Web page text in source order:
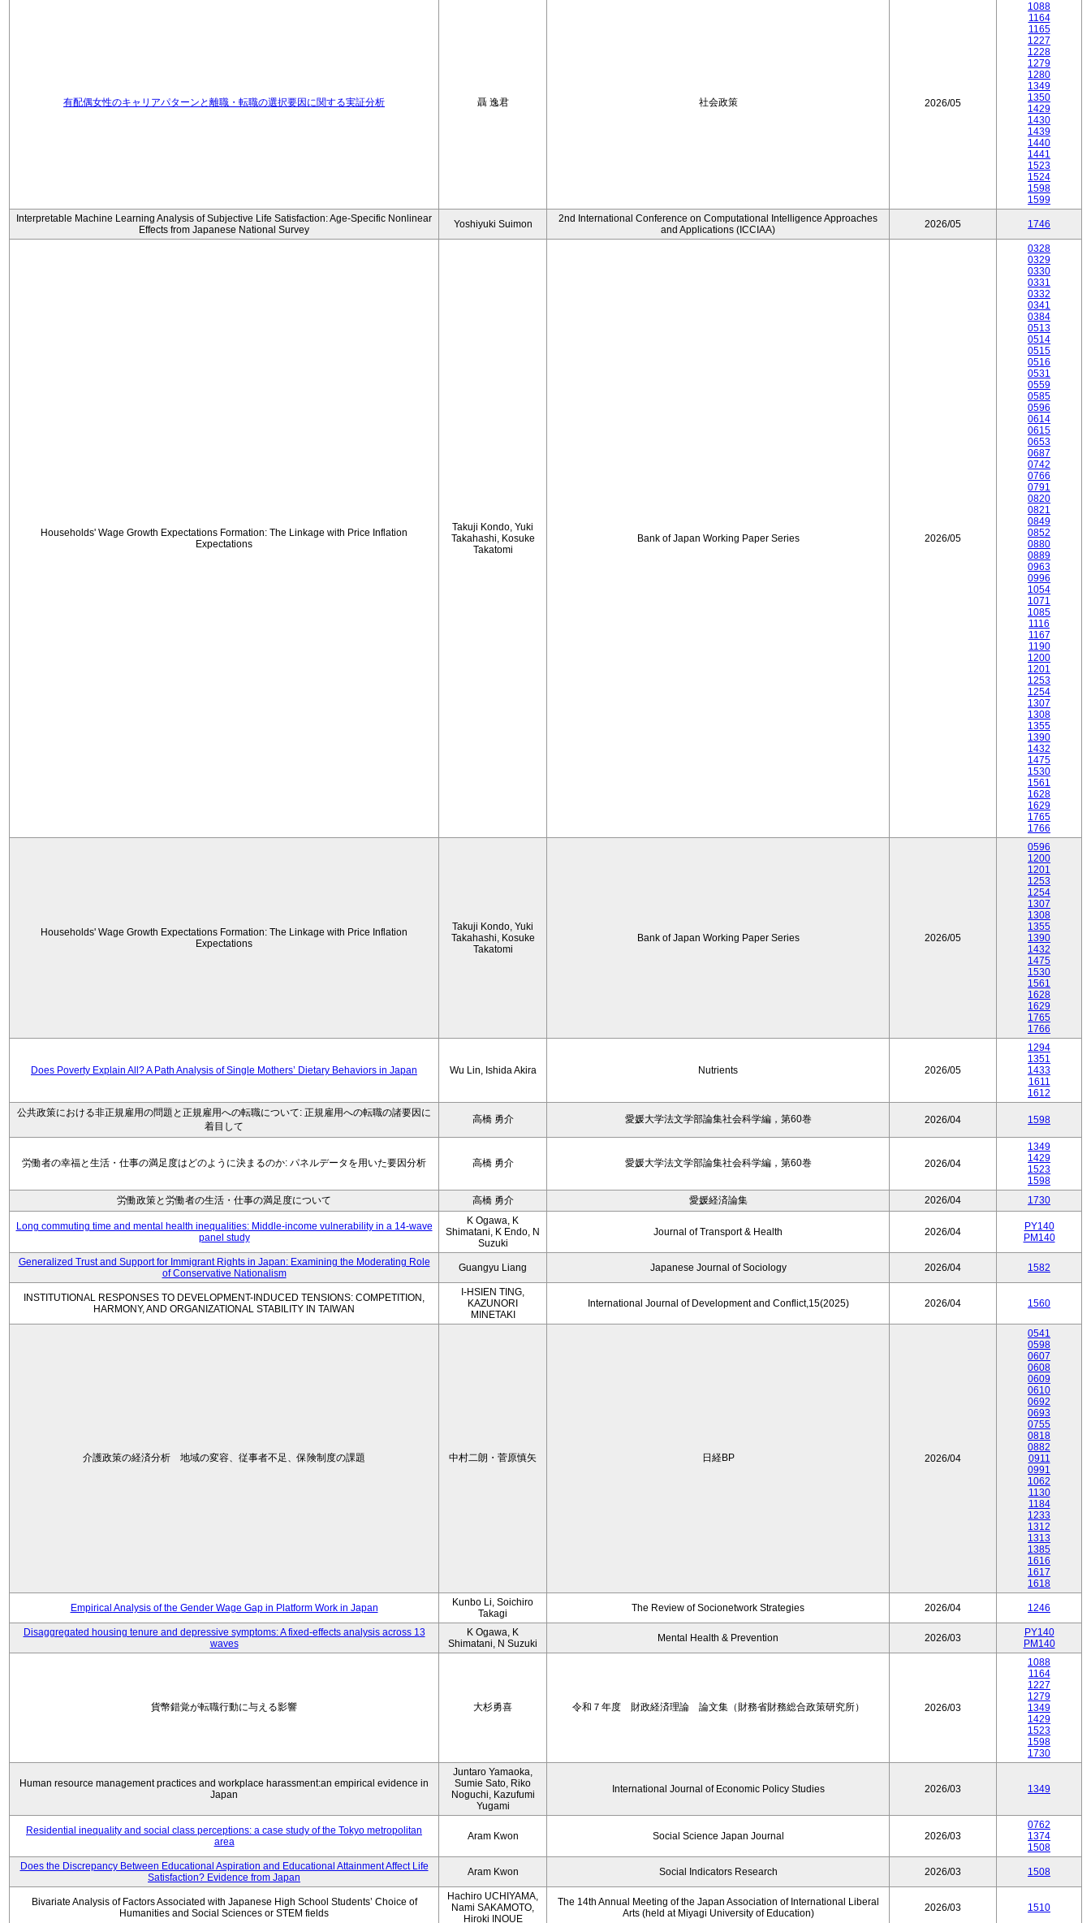
有配偶女性のキャリアパターンと離職・転職の選択要因に関する実証分析 聶 逸君 社会政策 2026/05
1088
1164
1165
1227
1228
1279
1280
1349
1350
1429
1430
1439
1440
1441
1523
1524
1598
1599
Interpretable Machine Learning Analysis of Subjective Life Satisfaction: Age-Specific Nonlinear
Effects from Japanese National Survey
Yoshiyuki Suimon
2nd International Conference on Computational Intelligence Approaches
and Applications (ICCIAA)
2026/05 1746
Households' Wage Growth Expectations Formation: The Linkage with Price Inflation
Expectations
Takuji Kondo, Yuki
Takahashi, Kosuke
Takatomi
Bank of Japan Working Paper Series 2026/05
0328
0329
0330
0331
0332
0341
0384
0513
0514
0515
0516
0531
0559
0585
0596
0614
0615
0653
0687
0742
0766
0791
0820
0821
0849
0852
0880
0889
0963
0996
1054
1071
1085
1116
1167
1190
1200
1201
1253
1254
1307
1308
1355
1390
1432
1475
1530
1561
1628
1629
1765
1766
Households' Wage Growth Expectations Formation: The Linkage with Price Inflation
Expectations
Takuji Kondo, Yuki
Takahashi, Kosuke
Takatomi
Bank of Japan Working Paper Series 2026/05
0596
1200
1201
1253
1254
1307
1308
1355
1390
1432
1475
1530
1561
1628
1629
1765
1766
Does Poverty Explain All? A Path Analysis of Single Mothers’ Dietary Behaviors in Japan Wu Lin, Ishida Akira Nutrients 2026/05
1294
1351
1433
1611
1612
公共政策における非正規雇用の問題と正規雇用への転職について: 正規雇用への転職の諸要因に
着目して
高橋 勇介 愛媛大学法文学部論集社会科学編，第60巻 2026/04 1598
労働者の幸福と生活・仕事の満足度はどのように決まるのか: パネルデータを用いた要因分析 高橋 勇介 愛媛大学法文学部論集社会科学編，第60巻 2026/04
1349
1429
1523
1598
労働政策と労働者の生活・仕事の満足度について
高橋 勇介 愛媛経済論集 2026/04 1730
Long commuting time and mental health inequalities: Middle-income vulnerability in a 14-wave
panel study
K Ogawa, K
Shimatani, K Endo, N
Suzuki
Journal of Transport & Health 2026/04
PY140
PM140
Generalized Trust and Support for Immigrant Rights in Japan: Examining the Moderating Role
of Conservative Nationalism
Guangyu Liang Japanese Journal of Sociology 2026/04 1582
INSTITUTIONAL RESPONSES TO DEVELOPMENT-INDUCED TENSIONS: COMPETITION,
HARMONY, AND ORGANIZATIONAL STABILITY IN TAIWAN
I-HSIEN TING,
KAZUNORI
MINETAKI
International Journal of Development and Conflict,15(2025) 2026/04 1560
介護政策の経済分析 地域の変容、従事者不足、保険制度の課題 中村二朗・菅原慎矢 日経BP 2026/04
0541
0598
0607
0608
0609
0610
0692
0693
0755
0818
0882
0911
0991
1062
1130
1184
1233
1312
1313
1385
1616
1617
1618
Empirical Analysis of the Gender Wage Gap in Platform Work in Japan
Kunbo Li, Soichiro
Takagi
The Review of Socionetwork Strategies 2026/04 1246
Disaggregated housing tenure and depressive symptoms: A fixed-effects analysis across 13
waves
K Ogawa, K
Shimatani, N Suzuki
Mental Health & Prevention 2026/03
PY140
PM140
貨幣錯覚が転職行動に与える影響 大杉勇喜 令和７年度 財政経済理論 論文集（財務省財務総合政策研究所） 2026/03
1088
1164
1227
1279
1349
1429
1523
1598
1730
Human resource management practices and workplace harassment:an empirical evidence in
Japan
Juntaro Yamaoka,
Sumie Sato, Riko
Noguchi, Kazufumi
Yugami
International Journal of Economic Policy Studies 2026/03 1349
Residential inequality and social class perceptions: a case study of the Tokyo metropolitan
area
Aram Kwon Social Science Japan Journal 2026/03
0762
1374
1508
Does the Discrepancy Between Educational Aspiration and Educational Attainment Affect Life
Satisfaction? Evidence from Japan
Aram Kwon Social Indicators Research 2026/03 1508
Bivariate Analysis of Factors Associated with Japanese High School Students’ Choice of
Humanities and Social Sciences or STEM fields
Hachiro UCHIYAMA,
Nami SAKAMOTO,
Hiroki INOUE
The 14th Annual Meeting of the Japan Association of International Liberal
Arts (held at Miyagi University of Education)
2026/03 1510